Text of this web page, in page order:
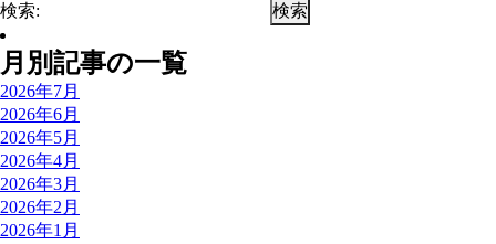
検索:
月別記事の一覧
2026年7月
2026年6月
2026年5月
2026年4月
2026年3月
2026年2月
2026年1月